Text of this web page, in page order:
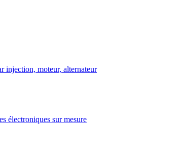
injection, moteur, alternateur
électroniques sur mesure